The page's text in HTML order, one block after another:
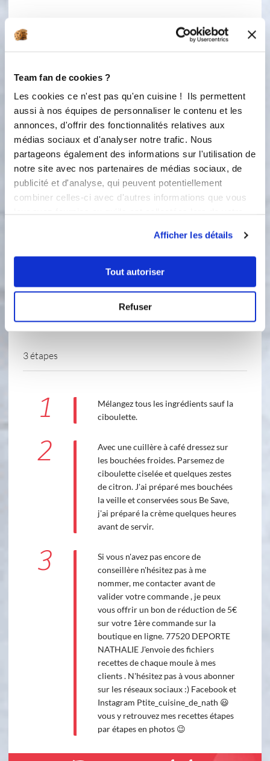
Team fan de cookies ?
Les cookies ce n'est pas qu'en cuisine ! Ils permettent
aussi à nos équipes de personnaliser le contenu et les
annonces, d'offrir des fonctionnalités relatives aux
médias sociaux et d'analyser notre trafic. Nous
partageons également des informations sur l'utilisation de
notre site avec nos partenaires de médias sociaux, de
publicité et d'analyse, qui peuvent potentiellement
combiner celles-ci avec d'autres informations que vous
Afficher les détails
Tout autoriser
Refuser
Ingredients Liste de courses
50 gramme(s)
30 gramme(s)de mascarpone
1 c.à.c jus de citron vert
1sel
1 poivre
3 étapes
1
Mélangez tous les ingrédients sauf la
ciboulette.
2
Avec une cuillère à café dressez sur
les bouchées froides. Parsemez de
ciboulette ciselée et quelques zestes
de citron. J'ai préparé mes bouchées
la veille et conservées sous Be Save,
j'ai préparé la crème quelques heures
avant de servir.
3
Si vous n'avez pas encore de
conseillère n'hésitez pas à me
nommer, me contacter avant de
valider votre commande , je peux
vous offrir un bon de réduction de 5€
sur votre 1ère commande sur la
boutique en ligne. 77520 DEPORTE
NATHALIE J'envoie des fichiers
recettes de chaque moule à mes
clients . N'hésitez pas à vous abonner
sur les réseaux sociaux :) Facebook et
Instagram Ptite_cuisine_de_nath 😃
vous y retrouvez mes recettes étapes
par étapes en photos 😉